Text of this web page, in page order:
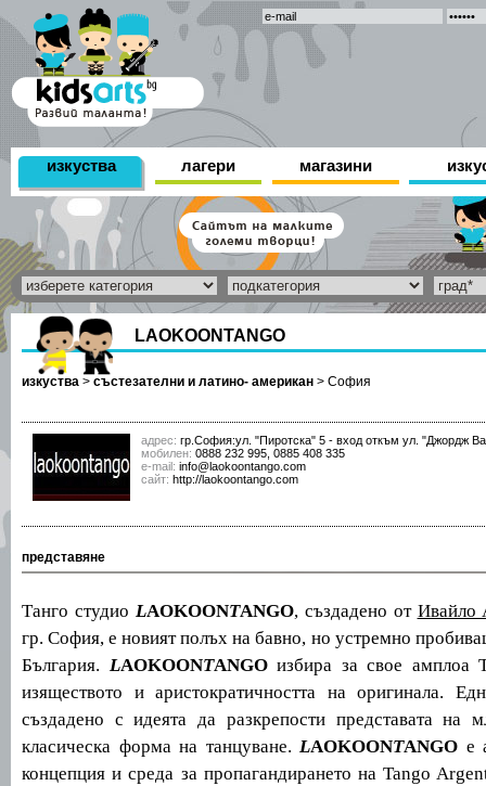
изкуства лагери магазини
LAOKOONTANGO
изкуства > състезателни и латино- американ > София
адрес: гр.София:ул. "Пиротска" 5 - вход откъм ул. "Джордж
мобилен: 0888 232 995, 0885 408 335
е-mail: info@laokoontango.com
сайт: http://laokoontango.com
представяне
Танго студио LAOKOONTANGO, създадено от Ивайло
гр. София, е новият полъх на бавно, но устремно
България. LAOKOONTANGOизбира за свое амплоа
изяществото и аристократичността на оригинала.
създадено с идеята да разкрепости представата на
класическа форма на танцуване. LAOKOONTANGO е
концепция и среда за пропагандирането на Tango